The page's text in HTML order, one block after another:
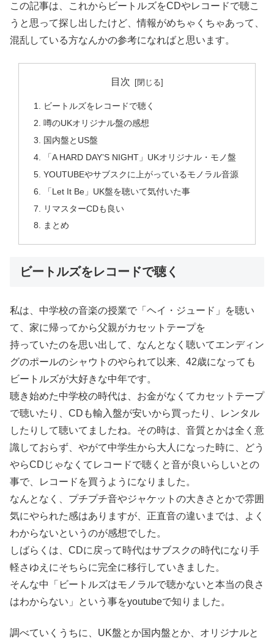
この記事は、これからビートルズをCDやレコードで聴こ
うと思って探し出したけど、情報がめちゃくちゃあって、
混乱している方なんかの参考になればと思います。
目次
ビートルズをレコードで聴く
噂のUKオリジナル盤の感想
国内盤とUS盤
「A HARD DAY’S NIGHT」UKオリジナル・モノ盤
YOUTUBEやサブスクに上がっているモノラル音源
「Let It Be」UK盤を聴いて気付いた事
リマスターCDも良い
まとめ
ビートルズをレコードで聴く
私は、中学校の音楽の授業で「ヘイ・ジュード」を聴い
て、家に帰ってから父親がカセットテープを
持っていたのを思い出して、なんとなく聴いてエンディン
グのポールのシャウトのやられて以来、42歳になっても
ビートルズが大好きな中年です。
聴き始めた中学校の時代は、お金がなくてカセットテープ
で聴いたり、CDも輸入盤が安いから買ったり、レンタル
したりして聴いてましたね。その時は、音質とかは全く意
識しておらず、やがて中学生から大人になった時に、どう
やらCDじゃなくてレコードで聴くと音が良いらしいとの
事で、レコードを買うようになりました。
なんとなく、プチプチ音やジャケットの大きさとかで雰囲
気にやられた感はありますが、正直音の違いまでは、よく
わからないというのが感想でした。
しばらくは、CDに戻って時代はサブスクの時代になり手
軽さゆえにそちらに完全に移行していきました。
そんな中「ビートルズはモノラルで聴かないと本当の良さ
はわからない」という事をyoutubeで知りました。
調べていくうちに、UK盤とか国内盤とか、オリジナルと